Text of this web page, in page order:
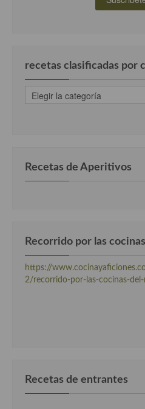
recetas clasificadas por
recetas
clasificadas
Recetas de Aperitivos
Recorrido por las
https://
2/recorrido-por-las-cocinas-
Recetas de entrantes